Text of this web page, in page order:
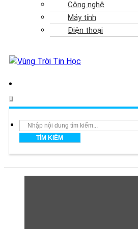
Công nghệ
Máy tính
Điện thoại
Search
TÌM KIẾM